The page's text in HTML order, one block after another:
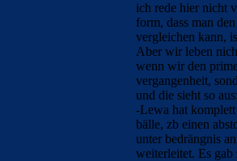
ich rede hier nicht
form, dass man
vergleichen kann,
Aber wir leben
wenn wir den
vergangenheit,
und die sieht so aus:
-Lewa hat
bälle, zb einen
unter bedrängnis
weiterleitet. Es gab